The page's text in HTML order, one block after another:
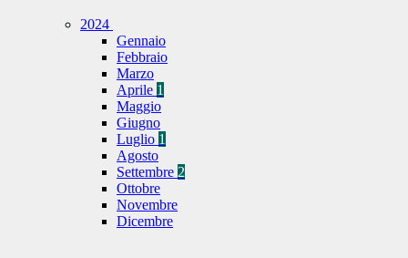
2024
Gennaio
Febbraio
Marzo
Aprile 1
Maggio
Giugno
Luglio 1
Agosto
Settembre 2
Ottobre
Novembre
Dicembre